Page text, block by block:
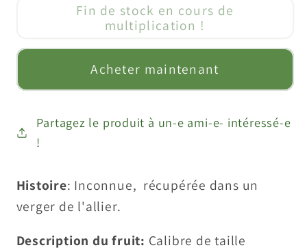
&quot;grosse
production
2&quot;
de
Cerisier
&quot;grosse
production
2&quot;
Fin de stock en cours de
multiplication !
Acheter maintenant
Partagez le produit à un-e ami-e- intéressé-e
!
Histoire: Inconnue, récupérée dans un
verger de l'allier.
Description du fruit: Calibre de taille